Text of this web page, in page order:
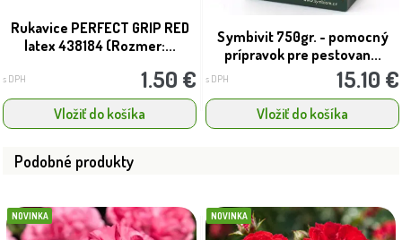
Rukavice PERFECT GRIP RED
latex 438184 (Rozmer:...
s DPH 1.50 €
Vložiť do košíka
Symbivit 750gr. - pomocný
prípravok pre pestovan...
s DPH 15.10 €
Vložiť do košíka
Podobné produkty
NOVINKA NOVINKA